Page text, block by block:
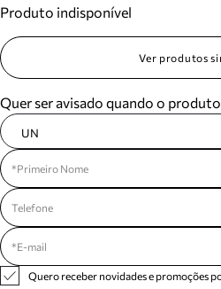
Produto indisponível
Ver produtos
Quer ser avisado quando o
UN
Quero receber novidades e promoções